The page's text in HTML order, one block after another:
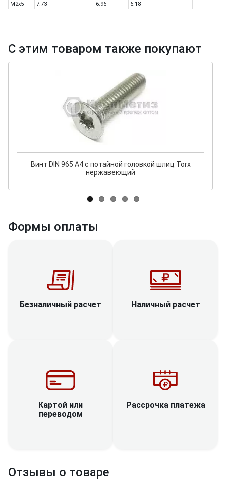
M2x5
7.73 6.96 6.18
С этим товаром также покупают
Винт DIN 965 A4 с потайной головкой шлиц Torx
нержавеющий
Формы оплаты
Безналичный расчет Наличный расчет
Картой или
переводом
Рассрочка платежа
Отзывы о товаре